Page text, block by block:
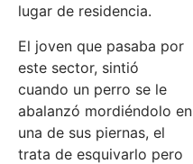
lugar de residencia.
El joven que pasaba por
este sector, sintió
cuando un perro se le
abalanzó mordiéndolo en
una de sus piernas, el
trata de esquivarlo pero